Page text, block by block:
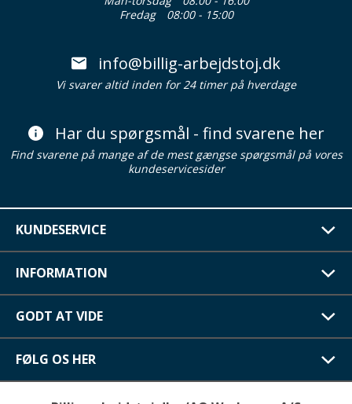
Fredag
08:00 - 15:00
info@billig-arbejdstoj.dk
Vi svarer altid inden for 24 timer på hverdage
Har du spørgsmål - find svarene her
Find svarene på mange af de mest gængse spørgsmål på vores
kundeservicesider
KUNDESERVICE
INFORMATION
GODT AT VIDE
FØLG OS HER